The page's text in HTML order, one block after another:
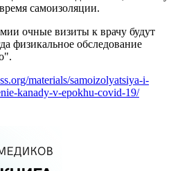
самоизоляции.
очные визиты к врачу будут
физикальное обследование
materials/samoizolyatsiya-i-
kanady-v-epokhu-covid-19/